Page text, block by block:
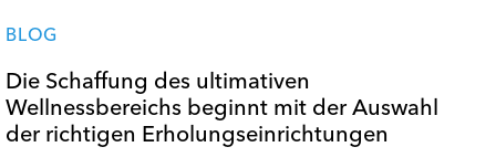
BLOG
Die Schaffung des ultimativen
Wellnessbereichs beginnt mit der Auswahl
der richtigen Erholungseinrichtungen